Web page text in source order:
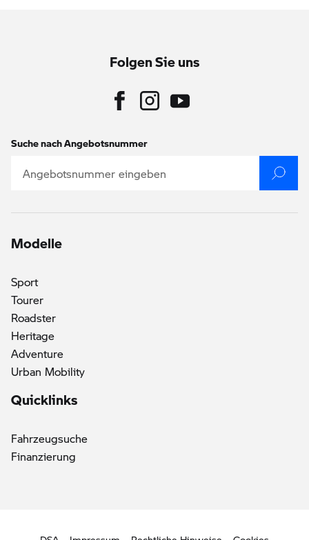
Folgen Sie uns
Suche nach Angebotsnummer
Modelle
Sport
Tourer
Roadster
Heritage
Adventure
Urban Mobility
Quicklinks
Fahrzeugsuche
Finanzierung